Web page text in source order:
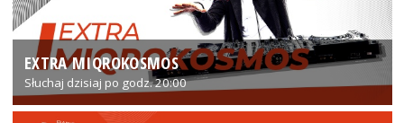
EXTRA MIQROKOSMOS
Słuchaj dzisiaj po godz. 20:00